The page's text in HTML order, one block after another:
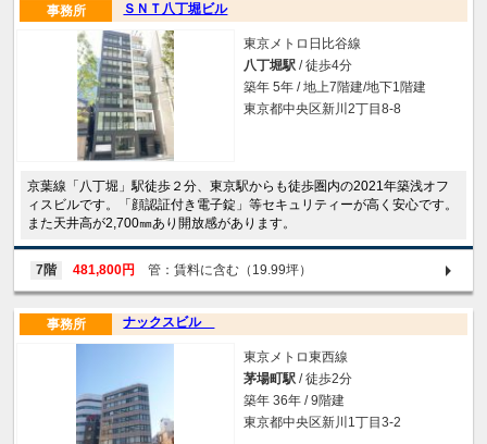
ＳＮＴ八丁堀ビル
事務所
東京メトロ日比谷線
八丁堀駅 / 徒歩4分
築年 5年 / 地上7階建/地下1階建
東京都中央区新川2丁目8-8
京葉線「八丁堀」駅徒歩２分、東京駅からも徒歩圏内の2021年築浅オフ
ィスビルです。「顔認証付き電子錠」等セキュリティーが高く安心です。
また天井高が2,700㎜あり開放感があります。
7階 481,800円 管：賃料に含む（19.99坪）
ナックスビル
事務所
東京メトロ東西線
茅場町駅 / 徒歩2分
築年 36年 / 9階建
東京都中央区新川1丁目3-2